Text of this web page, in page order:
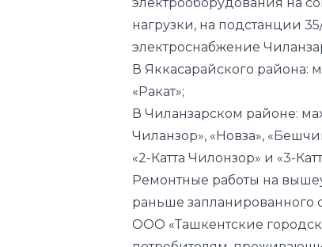
В Яккасарайского района:
«Ракат»;
В Чиланзарском районе:
Чиланзор», «Новза»,
«2-Катта Чилонзор» и «3-
Ремонтные работы на
раньше запланированного
ООО «Ташкентские
потребителям,
неудобства, связанные с